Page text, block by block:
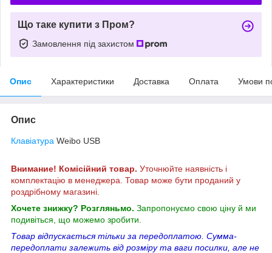
Що таке купити з Пром?
Замовлення під захистом
Опис Характеристики Доставка Оплата Умови
Опис
Клавіатура Weibo USB
Внимание! Комісійний товар. Уточнюйте наявність і
комплектацію в менеджера. Товар може бути проданий у
роздрібному магазині.
Хочете знижку? Розгляньмо. Запропонуємо свою ціну й ми
подивіться, що можемо зробити.
Товар відпускається тільки за передоплатою. Сумма-
передоплати залежить від розміру та ваги посилки, але не